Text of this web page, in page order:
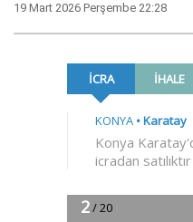
19 Mart 2026 Perşembe 22:28